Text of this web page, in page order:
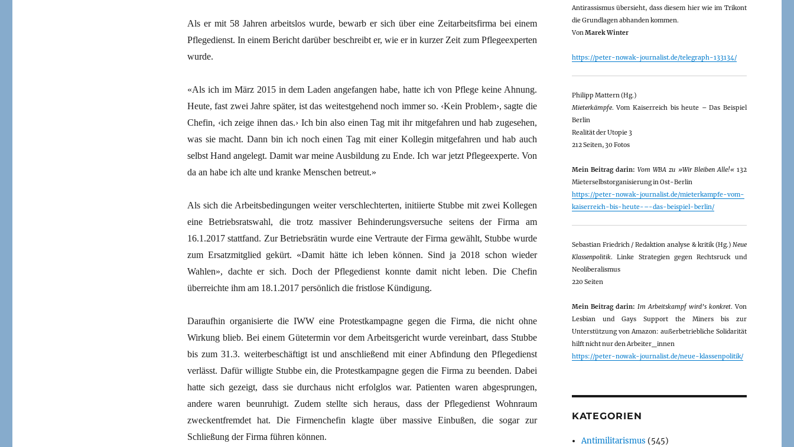
Als er mit 58 Jahren arbeitslos wurde, bewarb er sich über eine Zeitarbeitsfirma bei einem
Pflegedienst. In einem Bericht darüber beschreibt er, wie er in kurzer Zeit zum Pflegeexperten
wurde.
«Als ich im März 2015 in dem Laden angefangen habe, hatte ich von Pflege keine Ahnung.
Heute, fast zwei Jahre später, ist das weitestgehend noch immer so. ‹Kein Problem›, sagte die
Chefin, ‹ich zeige ihnen das.› Ich bin also einen Tag mit ihr mitgefahren und hab zugesehen,
was sie macht. Dann bin ich noch einen Tag mit einer Kollegin mitgefahren und hab auch
selbst Hand angelegt. Damit war meine Ausbildung zu Ende. Ich war jetzt Pflegeexperte. Von
da an habe ich alte und kranke Menschen betreut.»
Als sich die Arbeitsbedingungen weiter verschlechterten, initiierte Stubbe mit zwei Kollegen
eine Betriebsratswahl, die trotz massiver Behinderungsversuche seitens der Firma am
16.1.2017 stattfand. Zur Betriebsrätin wurde eine Vertraute der Firma gewählt, Stubbe wurde
zum Ersatzmitglied gekürt. «Damit hätte ich leben können. Sind ja 2018 schon wieder
Wahlen», dachte er sich. Doch der Pflegedienst konnte damit nicht leben. Die Chefin
überreichte ihm am 18.1.2017 persönlich die fristlose Kündigung.
Daraufhin organisierte die IWW eine Protestkampagne gegen die Firma, die nicht ohne
Wirkung blieb. Bei einem Gütetermin vor dem Arbeitsgericht wurde vereinbart, dass Stubbe
bis zum 31.3. weiterbeschäftigt ist und anschließend mit einer Abfindung den Pflegedienst
verlässt. Dafür willigte Stubbe ein, die Protestkampagne gegen die Firma zu beenden. Dabei
hatte sich gezeigt, dass sie durchaus nicht erfolglos war. Patienten waren abgesprungen,
andere waren beunruhigt. Zudem stellte sich heraus, dass der Pflegedienst Wohnraum
zweckentfremdet hat. Die Firmenchefin klagte über massive Einbußen, die sogar zur
Schließung der Firma führen können.
Antirassismus übersieht, dass diesem hier wie im Trikont
die Grundlagen abhanden kommen.
VonMarek Winter
https://peter-nowak-journalist.de/telegraph-133134/
Philipp Mattern (Hg.)
Mieterkämpfe. Vom Kaiserreich bis heute – Das Beispiel
Berlin
Realität der Utopie 3
212 Seiten, 30 Fotos
Mein Beitrag darin: Vom WBA zu »Wir Bleiben Alle!«132
Mieterselbstorganisierung in Ost-Berlin
https://peter-nowak-journalist.de/mieterkampfe-vom-
kaiserreich-bis-heute-–-das-beispiel-berlin/
Sebastian Friedrich / Redaktion analyse & kritik (Hg.) Neue
Klassenpolitik. Linke Strategien gegen Rechtsruck und
Neoliberalismus
220 Seiten
Mein Beitrag darin: Im Arbeitskampf wird’s konkret. Von
Lesbian und Gays Support the Miners bis zur
Unterstützung von Amazon: außerbetriebliche Solidarität
hilft nicht nur den Arbeiter_innen
https://peter-nowak-journalist.de/neue-klassenpolitik/
KATEGORIEN
Antimilitarismus (545)